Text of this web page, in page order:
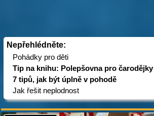
Nepřehlédněte:
Pohádky pro děti
Tip na knihu: Polepšovna pro čarodějky
7 tipů, jak být úplně v pohodě
Jak řešit neplodnost